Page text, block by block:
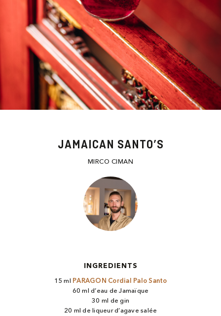
JAMAICAN SANTO’S
MIRCO CIMAN
INGREDIENTS
15 ml PARAGON Cordial Palo Santo
60 ml d’eau de Jamaïque
30 ml de gin
20 ml de liqueur d’agave salée